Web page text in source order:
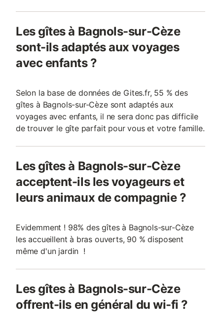
Les gîtes à Bagnols-sur-Cèze
sont-ils adaptés aux voyages
avec enfants ?
Selon la base de données de Gites.fr, 55 % des
gîtes à Bagnols-sur-Cèze sont adaptés aux
voyages avec enfants, il ne sera donc pas difficile
de trouver le gîte parfait pour vous et votre famille.
Les gîtes à Bagnols-sur-Cèze
acceptent-ils les voyageurs et
leurs animaux de compagnie ?
Evidemment ! 98% des gîtes à Bagnols-sur-Cèze
les accueillent à bras ouverts, 90 % disposent
même d'un jardin !
Les gîtes à Bagnols-sur-Cèze
offrent-ils en général du wi-fi ?